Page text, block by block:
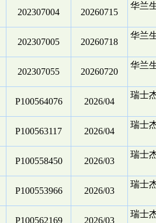
202307004 20260715
华兰
202307005 20260718
华兰
202307055 20260720
华兰
P100564076 2026/04
瑞士
P100563117 2026/04
瑞士
P100558450 2026/03
瑞士
P100553966 2026/03
瑞士
P100562169 2026/03
瑞士